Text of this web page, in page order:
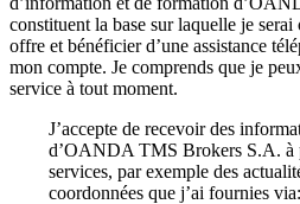
constituent la base sur laquelle je
offre et bénéficier d’une assistance
mon compte. Je comprends que je
service à tout moment.
J’accepte de recevoir des
d’OANDA TMS Brokers S.A. à
services, par exemple des
coordonnées que j’ai fournies via: